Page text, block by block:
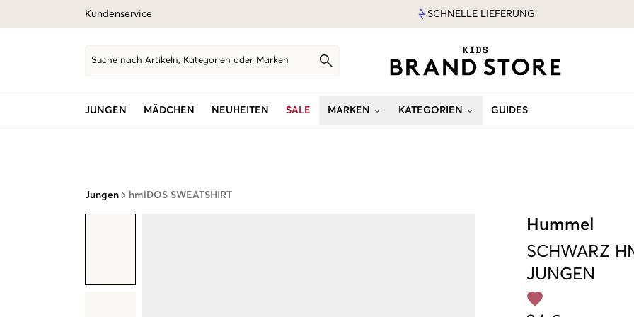
Kundenservice SCHNELLE LIEFERUNG
Suche nach Artikeln, Kategorien oder Marken
JUNGEN MÄDCHEN NEUHEITEN SALE MARKEN KATEGORIEN GUIDES
Jungen hmlDOS SWEATSHIRT
Hummel
SCHWARZ
JUNGEN